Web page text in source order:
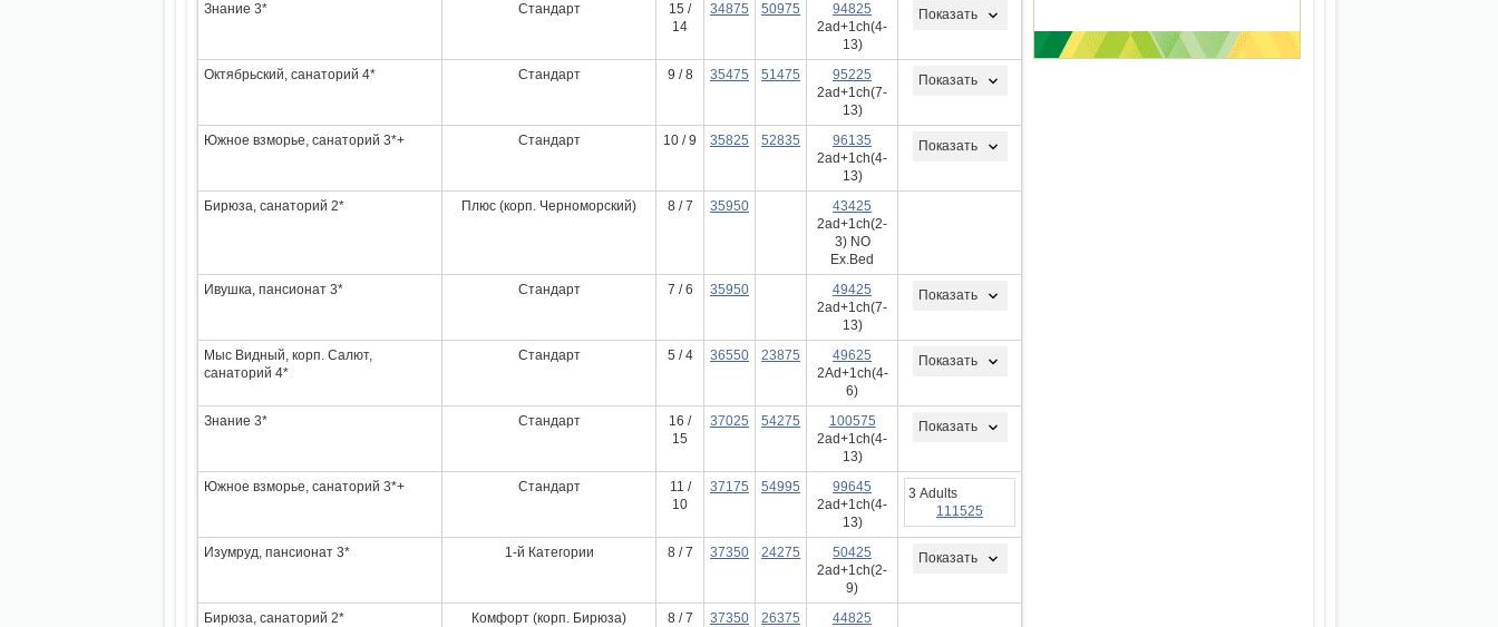
Знание 3* Стандарт
15 /
14
34875 50975
94825
2ad+1ch(4-
13)
Показать
Октябрьский, санаторий 4* Стандарт 9 / 8 35475 51475
95225
2ad+1ch(7-
13)
Показать
Южное взморье, санаторий 3*+ Стандарт 10 / 9 35825 52835
96135
2ad+1ch(4-
13)
Показать
Бирюза, санаторий 2* Плюс (корп. Черноморский) 8 / 7 35950
43425
2ad+1ch(2-
3) NO
Ex.Bed
Ивушка, пансионат 3*
Стандарт 7 / 6 35950
49425
2ad+1ch(7-
13)
Показать
Мыс Видный, корп. Салют,
санаторий 4*
Стандарт 5 / 4 36550 23875
49625
2Ad+1ch(4-
6)
Показать
Знание 3* Стандарт
16 /
15
37025 54275
100575
2ad+1ch(4-
13)
Показать
Южное взморье, санаторий 3*+ Стандарт
11 /
10
37175 54995
99645
2ad+1ch(4-
13)
3 Adults
111525
Изумруд, пансионат 3* 1-й Категории 8 / 7 37350 24275
50425
2ad+1ch(2-
9)
Показать
Бирюза, санаторий 2* Комфорт (корп. Бирюза) 8 / 7 37350 26375
44825